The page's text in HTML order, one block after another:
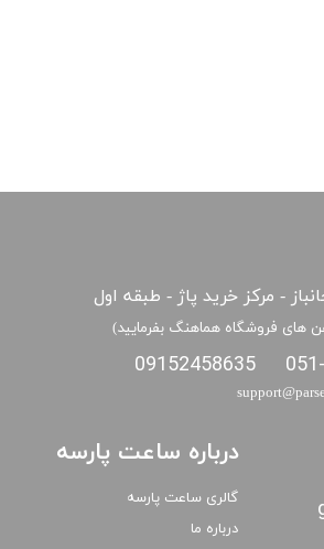
- مرکز خرید پاژ - طبقه اول
های فروشگاه هماهنگ بفرمایید)
09152458635
درباره ساعت پارسه
گالری ساعت پارسه
درباره ما